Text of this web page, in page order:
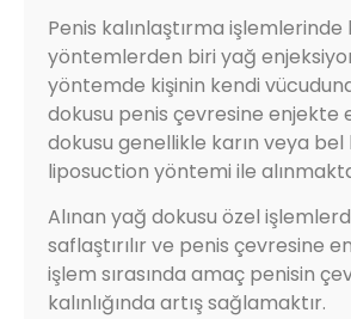
Penis kalınlaştırma işlemlerinde
yöntemlerden biri yağ
yöntemde kişinin kendi
dokusu penis çevresine enjekte
dokusu genellikle karın veya
liposuction yöntemi ile
Alınan yağ dokusu özel
saflaştırılır ve penis çevresine
işlem sırasında amaç penisin
kalınlığında artış sağlamaktır.